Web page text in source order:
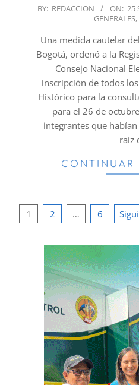
2025-
25
BY: REDACCION ON: 25
GENERALES,
Una medida cautelar
Bogotá, ordenó a la
Consejo Nacional
inscripción de todos
Histórico para la
para el 26 de
integrantes que
raíz
CONTINUAR
Paginación
entradas
1 2 … 6